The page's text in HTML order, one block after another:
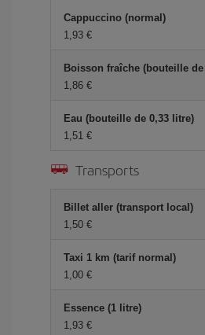
Cappuccino (normal)
1,93 €
Boisson fraîche (bouteille
1,86 €
Eau (bouteille de 0,33 litre)
1,51 €
Transports
Billet aller (transport local)
1,50 €
Taxi 1 km (tarif normal)
1,00 €
Essence (1 litre)
1,93 €